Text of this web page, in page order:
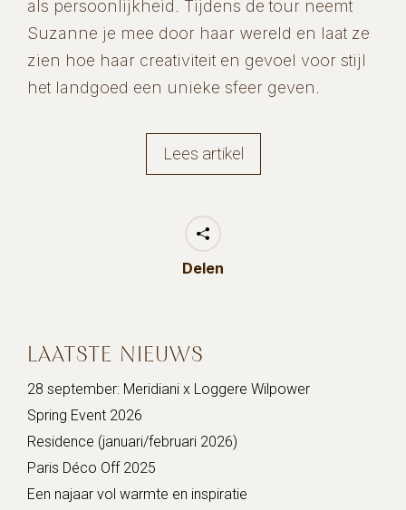
als persoonlijkheid. Tijdens de tour neemt
Suzanne je mee door haar wereld en laat ze
zien hoe haar creativiteit en gevoel voor stijl
het landgoed een unieke sfeer geven.
Lees artikel
Delen
LAATSTE NIEUWS
28 september: Meridiani x Loggere Wilpower
Spring Event 2026
Residence (januari/februari 2026)
Paris Déco Off 2025
Een najaar vol warmte en inspiratie